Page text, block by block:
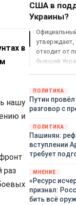
в
нашу
и
раз
США в
Украины?
утверждает,
отходит от
бывшей
закупленное
Также
киевского
которое
всем новым
Однако
«сменщике»
этом
Рассмотрим,
ПОЛИТИКА
Путин
разговор с
ПОЛИТИКА
Пашинян:
вступлении
требует
МНЕНИЕ
«Ресурс
признал:
бить всё